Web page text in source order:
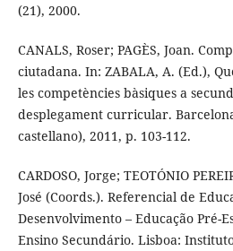
(21), 2000.
CANALS, Roser; PAGÈS, Joan.
ciutadana. In: ZABALA, A. (Ed.),
les competències bàsiques a
desplegament curricular.
castellano), 2011, p. 103-112.
CARDOSO, Jorge; TEOTÓNIO
José (Coords.). Referencial de
Desenvolvimento – Educação Pré-
Ensino Secundário. Lisboa: Instituto